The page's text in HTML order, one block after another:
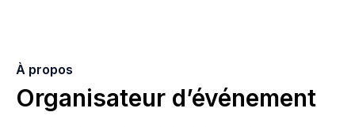
À propos
Organisateur d’événement